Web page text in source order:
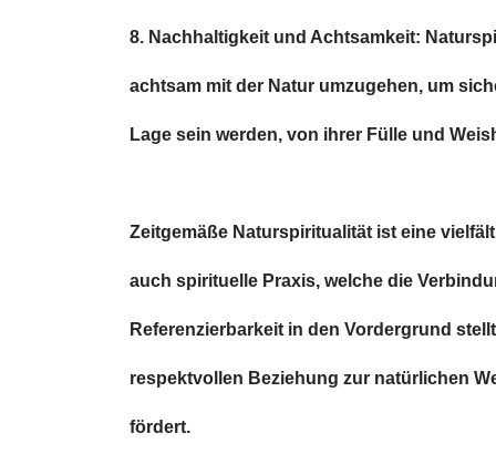
8. Nachhaltigkeit und Achtsamkeit:
achtsam mit der Natur umzugehen, um
Lage sein werden, von ihrer Fülle und
Zeitgemäße Naturspiritualität ist eine
auch spirituelle Praxis, welche die
Referenzierbarkeit in den Vordergrund
respektvollen Beziehung zur natürlichen
fördert.